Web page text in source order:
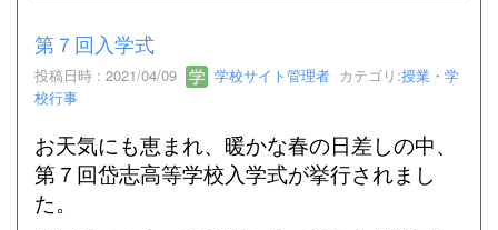
第７回入学式
投稿日時 : 2021/04/09 学校サイト管理者 カテゴリ:授業・学
校行事
お天気にも恵まれ、暖かな春の日差しの中、
第７回岱志高等学校入学式が挙行されまし
た。